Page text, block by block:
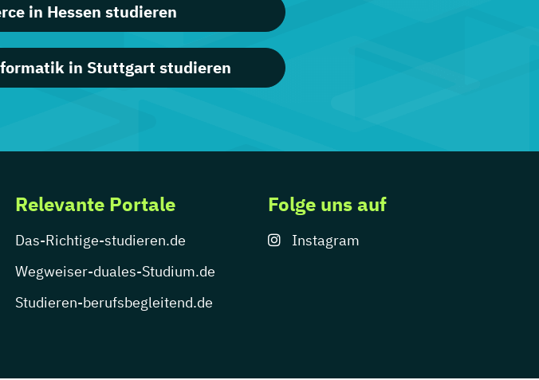
in Hessen studieren
in Stuttgart studieren
Relevante Portale
Das-Richtige-studieren.de
Wegweiser-duales-Studium.de
Studieren-berufsbegleitend.de
Folge uns auf
Instagram